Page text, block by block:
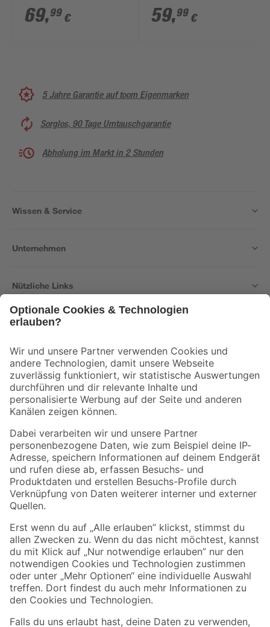
1100'
69,99 €
800'
59,99 €
5 Jahre Garantie auf toom Eigenmarken
Sorglos, 90 Tage Umtauschgarantie
Abholung im Markt in 2 Stunden
Wissen & Service
Unternehmen
Nützliche Links
Der toom Newsletter: Keine Angebote und Aktionen mehr verpassen!
Zur Newsletter Anmeldung
Folge uns
Zahlungsarten Versandarten
Sicher einkaufen
Jetzt die toom-App herunterladen